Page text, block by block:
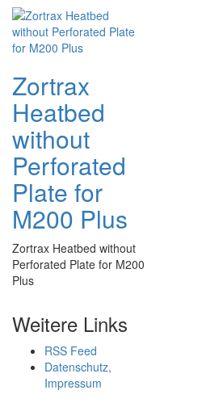
Zortrax
Heatbed
without
Perforated
Plate for
M200 Plus
Zortrax Heatbed without
Perforated Plate for M200
Plus
Weitere Links
RSS Feed
Datenschutz,
Impressum